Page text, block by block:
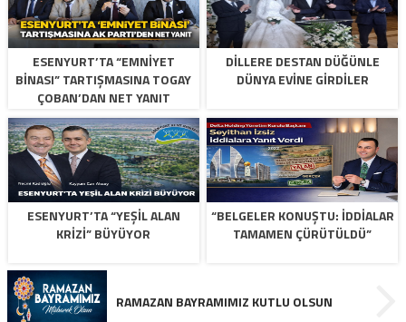
ESENYURT’TA “EMNİYET
BİNASI” TARTIŞMASINA TOGAY
ÇOBAN’DAN NET YANIT
DİLLERE DESTAN DÜĞÜNLE
DÜNYA EVİNE GİRDİLER
ESENYURT’TA “YEŞİL ALAN
KRİZİ” BÜYÜYOR
“BELGELER KONUŞTU: İDDİALAR
TAMAMEN ÇÜRÜTÜLDÜ”
RAMAZAN BAYRAMIMIZ KUTLU OLSUN